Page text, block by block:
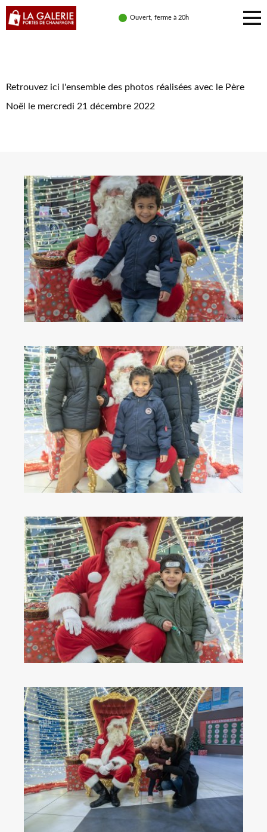
Ouvert, ferme à 20h
Photos du Père Noël 2022
Retrouvez ici l'ensemble des photos réalisées avec le Père
Noël le mercredi 21 décembre 2022